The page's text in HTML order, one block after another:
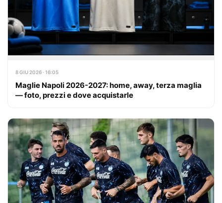
8 GIU 2026 · 16:05
Maglie Napoli 2026-2027: home, away, terza maglia
— foto, prezzi e dove acquistarle